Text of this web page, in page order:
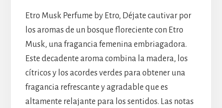
Etro Musk Perfume by Etro, Déjate cautivar por
los aromas de un bosque floreciente con Etro
Musk, una fragancia femenina embriagadora.
Este decadente aroma combina la madera, los
cítricos y los acordes verdes para obtener una
fragancia refrescante y agradable que es
altamente relajante para los sentidos. Las notas